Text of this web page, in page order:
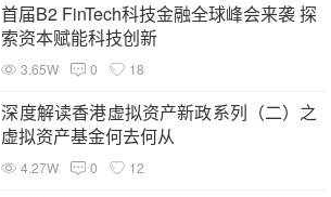
首届B2 FinTech科技金融全球峰会来袭 探
索资本赋能科技创新
3.65W 0 18
深度解读香港虚拟资产新政系列（二）之
虚拟资产基金何去何从
4.27W 0 12